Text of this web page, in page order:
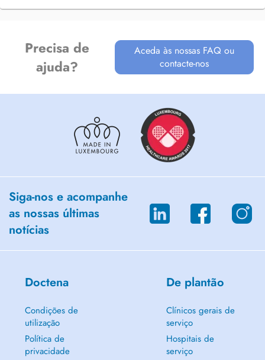
Precisa de
ajuda?
Aceda às nossas FAQ ou
contacte-nos
Siga-nos e acompanhe
as nossas últimas
notícias
Doctena
Condições de
utilização
Política de
privacidade
De plantão
Clínicos gerais de
serviço
Hospitais de
serviço